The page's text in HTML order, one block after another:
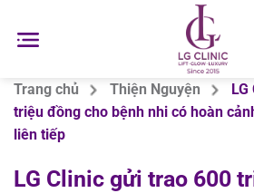
đến
Trang chủ Thiện Nguyện
triệu đồng cho bệnh nhi có hoàn
liên tiếp
LG Clinic gửi trao 600